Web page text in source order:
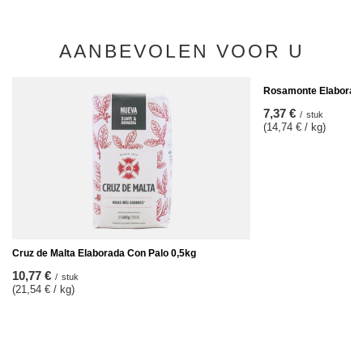
AANBEVOLEN VOOR U
Cruz de Malta Elaborada Con Palo 0,5kg
10,77 € / stuk
(21,54 € / kg)
Rosamonte
7,37 € / stuk
(14,74 € / kg)